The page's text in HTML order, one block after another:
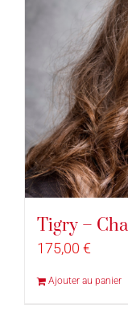
Tigry –
175,00 €
Ajouter au panier